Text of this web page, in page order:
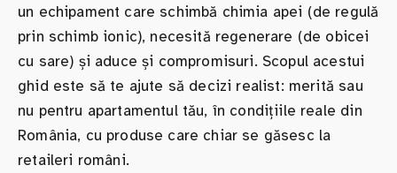
un echipament care schimbă chimia apei (de regulă
prin schimb ionic), necesită regenerare (de obicei
cu sare) și aduce și compromisuri. Scopul acestui
ghid este să te ajute să decizi realist: merită sau
nu pentru apartamentul tău, în condițiile reale din
România, cu produse care chiar se găsesc la
retaileri români.